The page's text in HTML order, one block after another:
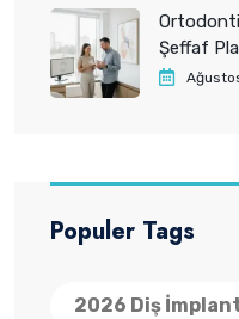
Şeffaf
Populer Tags
2026 Diş